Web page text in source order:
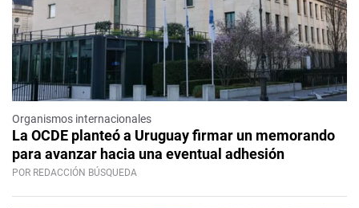
Organismos internacionales
La OCDE planteó a Uruguay firmar un memorando
para avanzar hacia una eventual adhesión
POR REDACCIÓN BÚSQUEDA